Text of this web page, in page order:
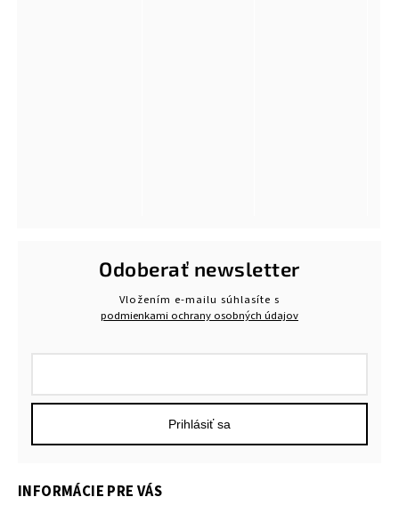
INFORMÁCIE PRE VÁS
Odoberať newsletter
Vložením e-mailu súhlasíte s
podmienkami ochrany osobných údajov
Prihlásiť sa